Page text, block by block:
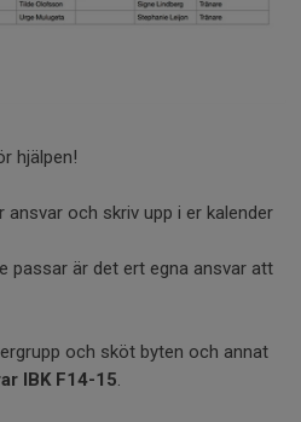
hjälpen!
ansvar och skriv upp i er kalender
passar är det ert egna ansvar att
och sköt byten och annat
IBK F14-15.